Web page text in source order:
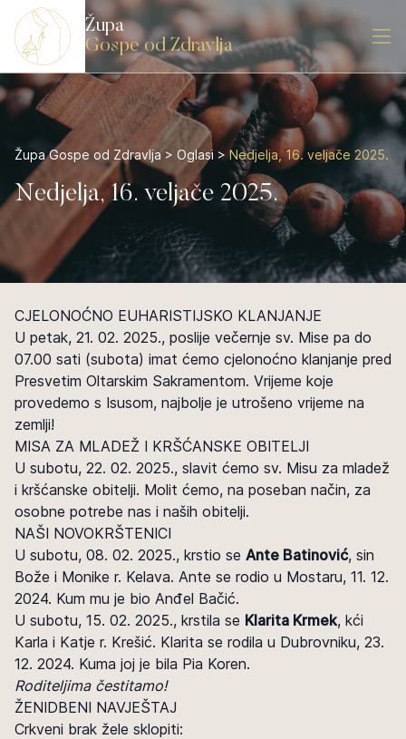
Župa
Gospe od Zdravlja
Župa Gospe od Zdravlja> Oglasi >Nedjelja, 16. veljače 2025.
Nedjelja, 16. veljače 2025.
CJELONOĆNO EUHARISTIJSKO KLANJANJE
U petak, 21. 02. 2025., poslije večernje sv. Mise pa do
07.00 sati (subota) imat ćemo cjelonoćno klanjanje pred
Presvetim Oltarskim Sakramentom. Vrijeme koje
provedemo s Isusom, najbolje je utrošeno vrijeme na
zemlji!
MISA ZA MLADEŽ I KRŠĆANSKE OBITELJI
U subotu, 22. 02. 2025., slavit ćemo sv. Misu za mladež
i kršćanske obitelji. Molit ćemo, na poseban način, za
osobne potrebe nas i naših obitelji.
NAŠI NOVOKRŠTENICI
U subotu, 08. 02. 2025., krstio se Ante Batinović, sin
Bože i Monike r. Kelava. Ante se rodio u Mostaru, 11. 12.
2024. Kum mu je bio Anđel Bačić.
U subotu, 15. 02. 2025., krstila se Klarita Krmek, kći
Karla i Katje r. Krešić. Klarita se rodila u Dubrovniku, 23.
12. 2024. Kuma joj je bila Pia Koren.
Roditeljima čestitamo!
ŽENIDBENI NAVJEŠTAJ
Crkveni brak žele sklopiti: